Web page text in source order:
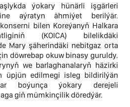
ýokary hünärli işgärleri
aýratyn ähmiýet berilýär.
bilen Koreýanyň Halkara
(KOICA) bilelikdäki
Mary şäherindäki nebitgaz orta
döwrebap okuw binasy guruldy.
we barlaghanalaryň häzirki
üpjün edilmegi isleg bildirilýän
boýunça ýokary derejeli
giň mümkinçilik döredýär.